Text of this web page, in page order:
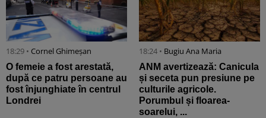
18:29 • Cornel Ghimeșan
O femeie a fost arestată,
după ce patru persoane au
fost înjunghiate în centrul
Londrei
18:24 • Bugiu ⁠Ana Maria
ANM avertizează: Canicula
și seceta pun presiune pe
culturile agricole.
Porumbul și floarea-
soarelui, ...